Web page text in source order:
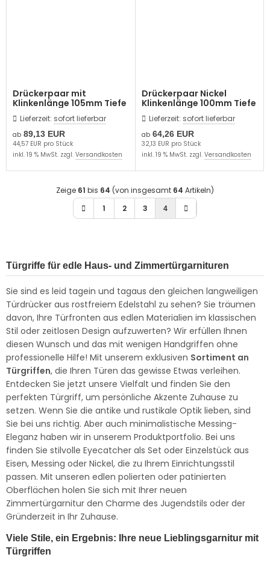
Drückerpaar mit
Klinkenlänge 105mm Tiefe
Lieferzeit: sofort lieferbar
ab 89,13 EUR
44,57 EUR pro Stück
inkl. 19 % MwSt. zzgl. Versandkosten
Drückerpaar Nickel
Klinkenlänge 100mm Tiefe
Lieferzeit: sofort lieferbar
ab 64,26 EUR
32,13 EUR pro Stück
inkl. 19 % MwSt. zzgl. Versandkosten
Zeige 61 bis 64 (von insgesamt 64 Artikeln)
1
2 3 4
Türgriffe für edle Haus- und Zimmertürgarnituren
Sie sind es leid tagein und tagaus den gleichen langweiligen
Türdrücker aus rostfreiem Edelstahl zu sehen? Sie träumen
davon, Ihre Türfronten aus edlen Materialien im klassischen
Stil oder zeitlosen Design aufzuwerten? Wir erfüllen Ihnen
diesen Wunsch und das mit wenigen Handgriffen ohne
professionelle Hilfe! Mit unserem exklusiven Sortiment an
Türgriffen, die Ihren Türen das gewisse Etwas verleihen.
Entdecken Sie jetzt unsere Vielfalt und finden Sie den
perfekten Türgriff, um persönliche Akzente Zuhause zu
setzen. Wenn Sie die antike und rustikale Optik lieben, sind
Sie bei uns richtig. Aber auch minimalistische Messing-
Eleganz haben wir in unserem Produktportfolio. Bei uns
finden Sie stilvolle Eyecatcher als Set oder Einzelstück aus
Eisen, Messing oder Nickel, die zu Ihrem Einrichtungsstil
passen. Mit unseren edlen polierten oder patinierten
Oberflächen holen Sie sich mit Ihrer neuen
Zimmertürgarnitur den Charme des Jugendstils oder der
Gründerzeit in Ihr Zuhause.
Viele Stile, ein Ergebnis: Ihre neue Lieblingsgarnitur mit
Türgriffen